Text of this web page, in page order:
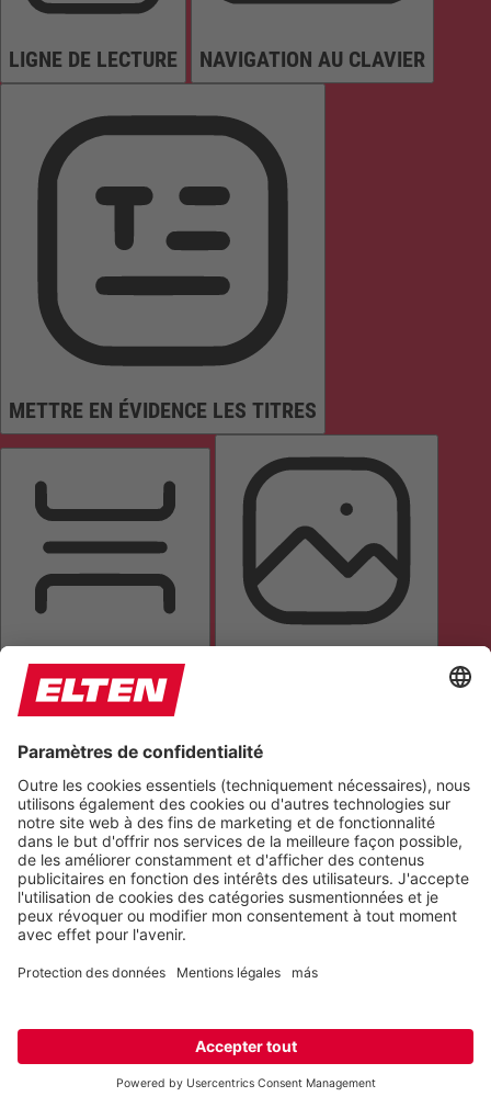
LIGNE DE LECTURE NAVIGATION AU CLAVIER
METTRE EN ÉVIDENCE LES TITRES
MASQUE DE LECTURE